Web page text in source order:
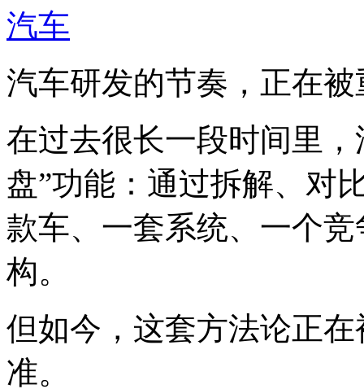
汽车
汽车研发的节奏，正在
在过去很长一段时间里
盘”功能：通过拆解、对
款车、一套系统、一个
构。
但如今，这套方法论正
准。